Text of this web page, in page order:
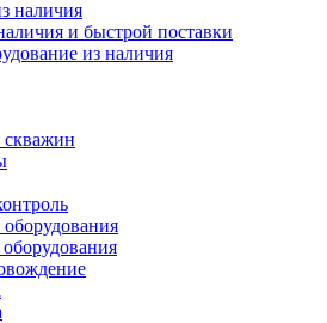
и быстрой поставки
скважин